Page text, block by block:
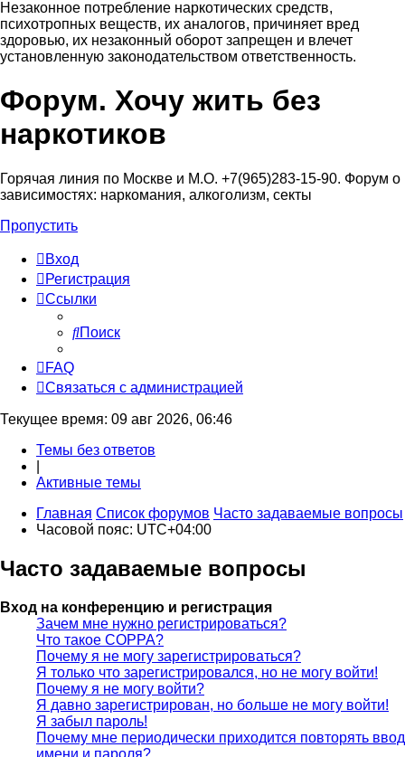
Незаконное потребление наркотических средств,
психотропных веществ, их аналогов, причиняет вред
здоровью, их незаконный оборот запрещен и влечет
установленную законодательством ответственность.
Регистрация
Форум. Хочу жить без
наркотиков
Горячая линия по Москве и М.О. +7(965)283-15-90. Форум о
зависимостях: наркомания, алкоголизм, секты
Пропустить
Вход
Регистрация
Ссылки
Поиск
FAQ
Связаться с администрацией
Текущее время: 09 авг 2026, 06:46
Темы без ответов
Активные темы
Главная Список форумов Часто задаваемые вопросы
Часовой пояс: UTC+04:00
Часто задаваемые вопросы
Вход на конференцию и регистрация
Зачем мне нужно регистрироваться?
Что такое COPPA?
Почему я не могу зарегистрироваться?
Я только что зарегистрировался, но не могу войти!
Почему я не могу войти?
Я давно зарегистрирован, но больше не могу войти!
Я забыл пароль!
Почему мне периодически приходится повторять ввод
имени и пароля?